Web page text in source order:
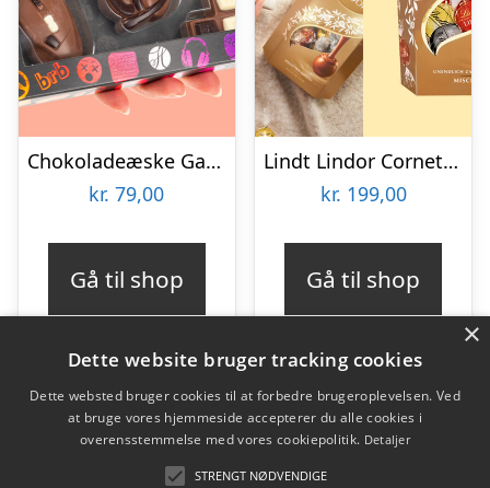
Chokoladeæske Gaming
kr. 79,00
Gå til shop
Lindt Lindor Cornet 500 gram – Blandet chokolade
kr. 199,00
Gå til shop
Varekategorier
×
Dette website bruger tracking cookies
Dette websted bruger cookies til at forbedre brugeroplevelsen. Ved
at bruge vores hjemmeside accepterer du alle cookies i
overensstemmelse med vores cookiepolitik. Detaljer
STRENGT NØDVENDIGE